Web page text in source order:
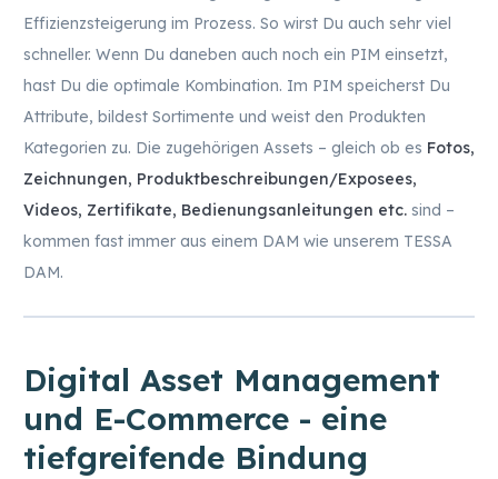
Effizienzsteigerung im Prozess. So wirst Du auch sehr viel
schneller. Wenn Du daneben auch noch ein PIM einsetzt,
hast Du die optimale Kombination. Im PIM speicherst Du
Attribute, bildest Sortimente und weist den Produkten
Kategorien zu. Die zugehörigen Assets – gleich ob es Fotos,
Zeichnungen, Produktbeschreibungen/Exposees,
Videos, Zertifikate, Bedienungsanleitungen etc. sind –
kommen fast immer aus einem DAM wie unserem TESSA
DAM.
Digital Asset Management
und E-Commerce - eine
tiefgreifende Bindung